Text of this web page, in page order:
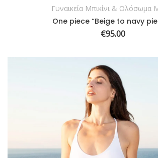
Γυναικεία Μπικίνι & Ολόσωμα
One piece “Beige to navy
€95.00